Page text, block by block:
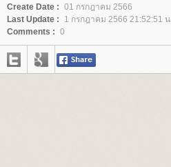
Create Date : 01 กรกฎาคม 2566
Last Update :
1 กรกฎาคม 2566 21:52:51 น.
Comments : 0